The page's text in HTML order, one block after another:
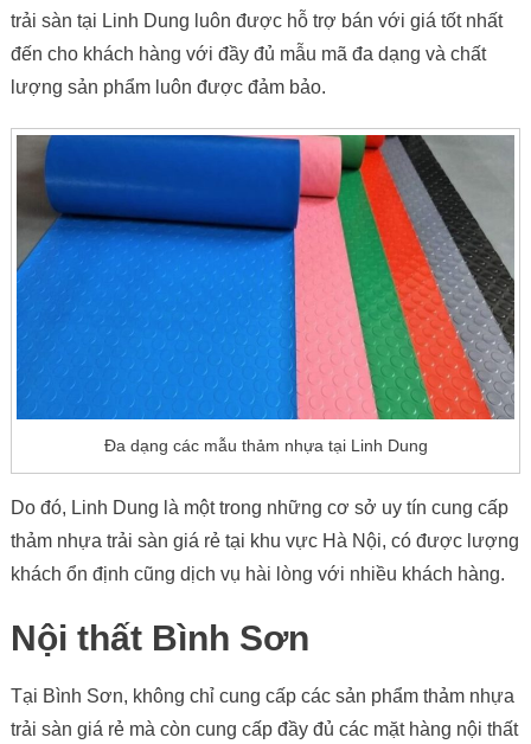
trải sàn tại Linh Dung luôn được hỗ trợ bán với giá tốt nhất
đến cho khách hàng với đầy đủ mẫu mã đa dạng và chất
lượng sản phẩm luôn được đảm bảo.
Đa dạng các mẫu thảm nhựa tại Linh Dung
Do đó, Linh Dung là một trong những cơ sở uy tín cung cấp
thảm nhựa trải sàn giá rẻ tại khu vực Hà Nội, có được lượng
khách ổn định cũng dịch vụ hài lòng với nhiều khách hàng.
Nội thất Bình Sơn
Tại Bình Sơn, không chỉ cung cấp các sản phẩm thảm nhựa
trải sàn giá rẻ mà còn cung cấp đầy đủ các mặt hàng nội thất
Follow